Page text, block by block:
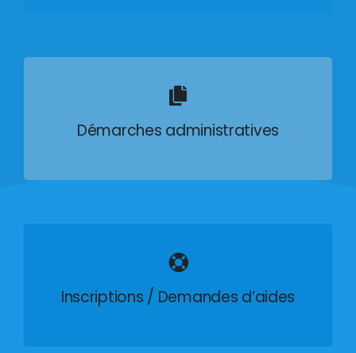
Démarches administratives
Inscriptions / Demandes d’aides